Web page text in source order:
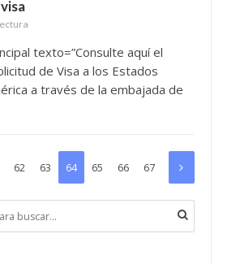
texto=”Consulte aquí el
de Visa a los Estados
a través de la embajada de
62 63 64 65 66 67